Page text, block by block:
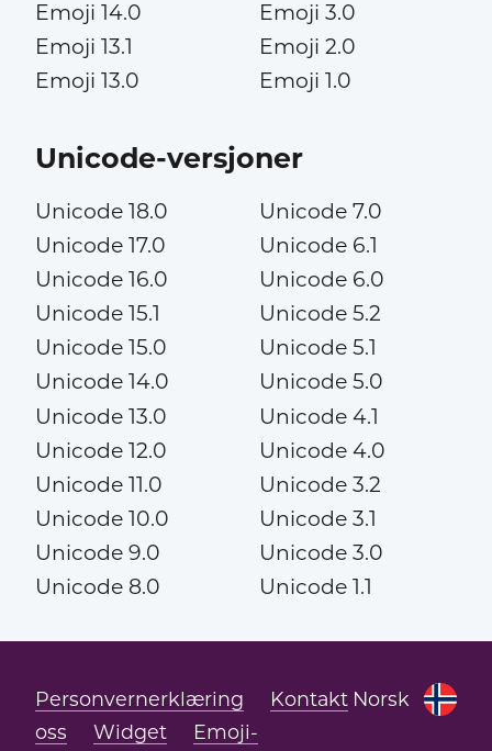
Emoji 14.0
Emoji 13.1
Emoji 13.0
Emoji 3.0
Emoji 2.0
Emoji 1.0
Unicode-versjoner
Unicode 18.0
Unicode 17.0
Unicode 16.0
Unicode 15.1
Unicode 15.0
Unicode 14.0
Unicode 13.0
Unicode 12.0
Unicode 11.0
Unicode 10.0
Unicode 9.0
Unicode 8.0
Unicode 7.0
Unicode 6.1
Unicode 6.0
Unicode 5.2
Unicode 5.1
Unicode 5.0
Unicode 4.1
Unicode 4.0
Unicode 3.2
Unicode 3.1
Unicode 3.0
Unicode 1.1
Norsk
Personvernerklæring
Kontakt
oss
Widget Emoji-